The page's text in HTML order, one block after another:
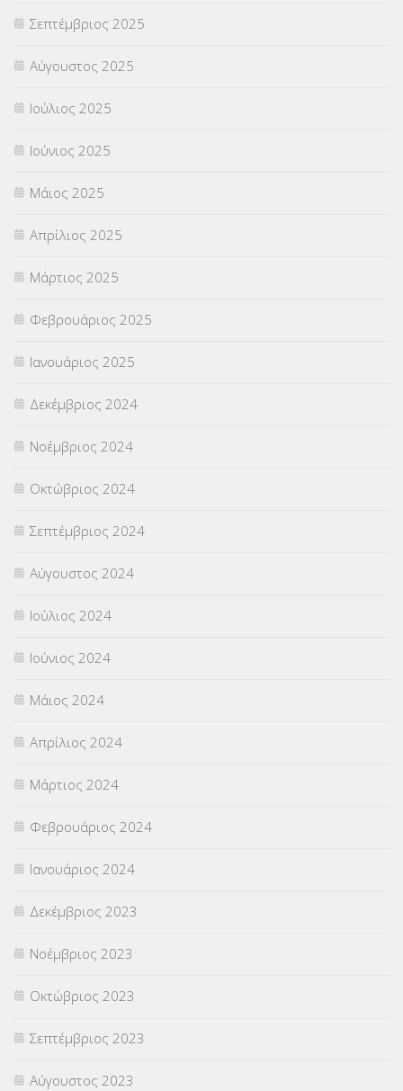
ΦΥΣΙΚΗ ΑΓΩΓΗ(692)
Χωρίς κατηγορία
Σεπτέμβριος 2025
Αύγουστος 2025
Ιούλιος 2025
Ιούνιος 2025
Μάιος 2025
Απρίλιος 2025
Μάρτιος 2025
Φεβρουάριος 2025
Ιανουάριος 2025
Δεκέμβριος 2024
Νοέμβριος 2024
Οκτώβριος 2024
Σεπτέμβριος 2024
Αύγουστος 2024
Ιούλιος 2024
Ιούνιος 2024
Μάιος 2024
Απρίλιος 2024
Μάρτιος 2024
Φεβρουάριος 2024
Ιανουάριος 2024
Δεκέμβριος 2023
Νοέμβριος 2023
Οκτώβριος 2023
Σεπτέμβριος 2023
Αύγουστος 2023